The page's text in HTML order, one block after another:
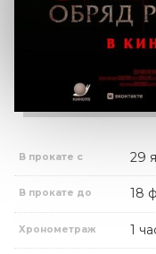
В прокате с 29
В прокате до 18
Хронометраж 1